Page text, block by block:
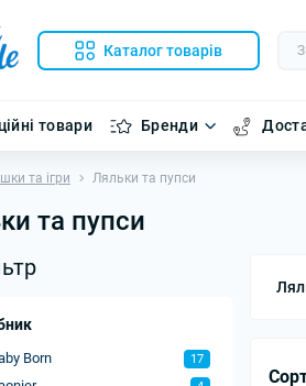
Каталог товарів
товари Бренди
та ігри Ляльки та пупси
та пупси
Born 17